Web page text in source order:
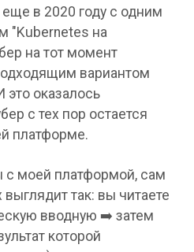
в 2020 году с одним
"Kubernetes на
на тот момент
вариантом
это оказалось
с тех пор остается
платформе.
моей платформой, сам
так: вы читаете
вводную ➡️ затем
которой